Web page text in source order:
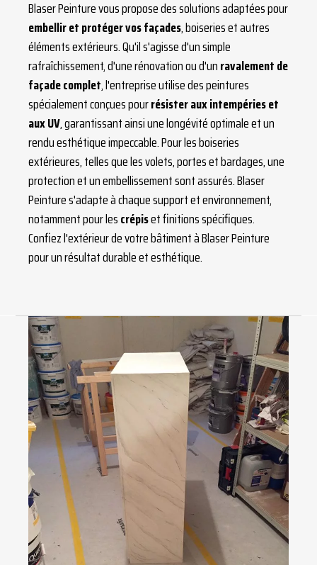
Blaser Peinture vous propose des solutions adaptées pour
embellir etprotéger vos façades, boiseries et autres
éléments extérieurs. Qu'il s'agisse d'un simple
rafraîchissement, d'une rénovation ou d'unravalement de
façade complet, l'entreprise utilise des peintures
spécialement conçues pourrésister aux intempéries et
aux UV, garantissant ainsi une longévité optimale et un
rendu esthétique impeccable. Pour les boiseries
extérieures, telles que les volets, portes et bardages, une
protection et un embellissement sont assurés. Blaser
Peinture s'adapte à chaque support et environnement,
notamment pour lescrépiset finitions spécifiques.
Confiez l'extérieur de votre bâtiment à Blaser Peinture
pour un résultat durable et esthétique.